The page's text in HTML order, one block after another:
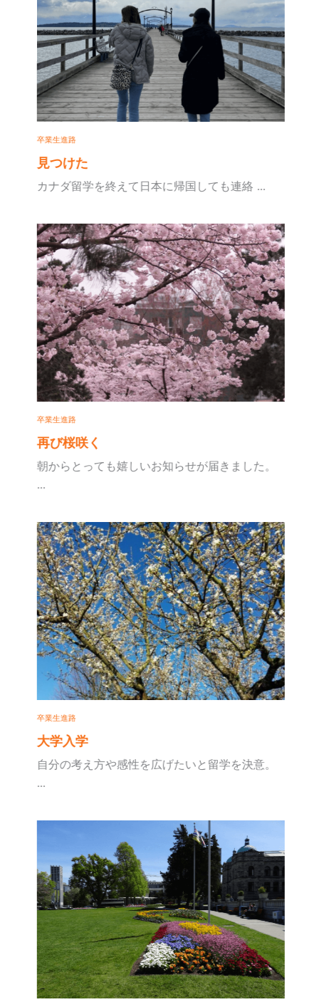
卒業生進路
見つけた
カナダ留学を終えて日本に帰国しても連絡 ...
卒業生進路
再び桜咲く
朝からとっても嬉しいお知らせが届きました。
...
卒業生進路
大学入学
自分の考え方や感性を広げたいと留学を決意。
...